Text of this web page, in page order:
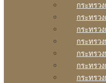
กระทรว
กระทรว
กระทรว
กระทรว
กระทรว
กระทรว
กระทรว